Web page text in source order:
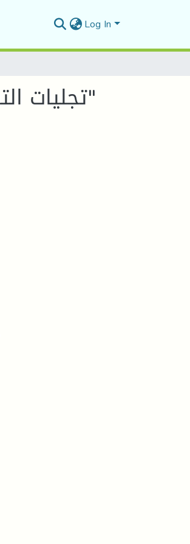
Log In
تجليات التراث في الرواية الجزائرية أنثى السراب ل"واسيني الأعرج أنمىذجا"